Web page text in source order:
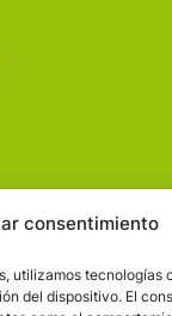
consentimiento
utilizamos tecnologías
del dispositivo. El